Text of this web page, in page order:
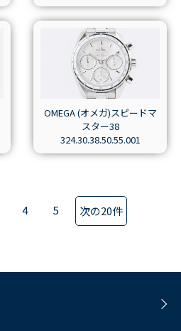
OMEGA (オメガ)スピードマ
スター38
324.30.38.50.55.001
4 5 次の20件